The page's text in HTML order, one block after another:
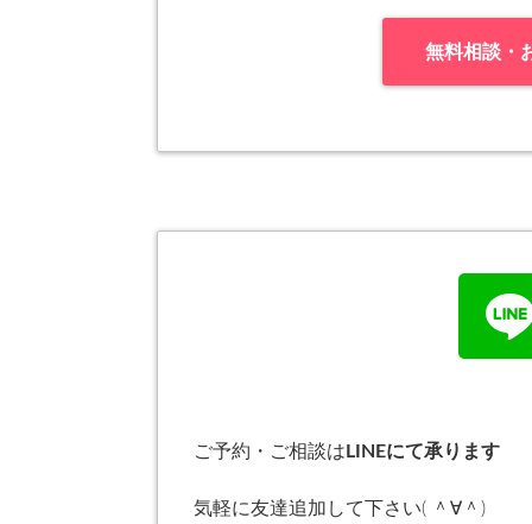
無料相談・
ご予約・ご相談は LINEにて承ります
気軽に友達追加して下さい( ＾∀＾)